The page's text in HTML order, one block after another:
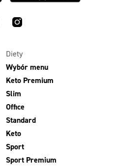
Diety
Wybór menu
Keto Premium
Slim
Office
Standard
Keto
Sport
Sport Premium